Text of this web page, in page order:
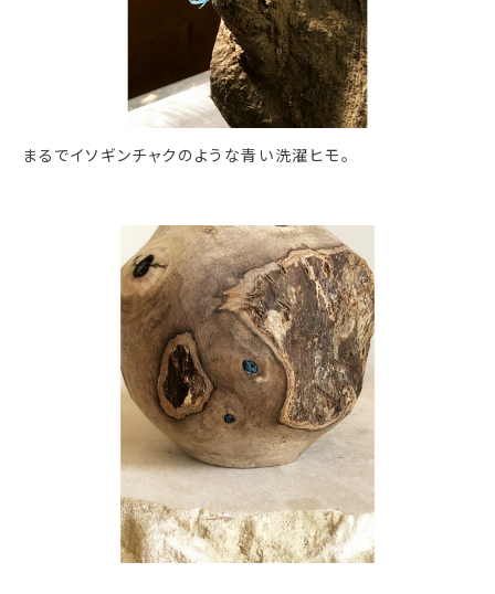
まるでイソギンチャクのような青い洗濯ヒモ。